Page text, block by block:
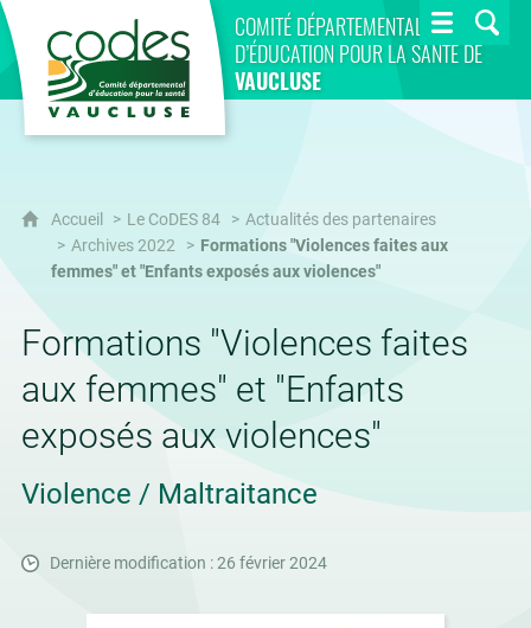
COMITÉ DÉPARTEMENTAL
D’ÉDUCATION POUR LA SANTÉ DE
VAUCLUSE
CoDES 84
Accueil Le CoDES 84
Actualités des partenaires
Archives 2022
Formations "Violences faites aux
femmes" et "Enfants exposés aux violences"
Formations "Violences faites
aux femmes" et "Enfants
exposés aux violences"
Violence / Maltraitance
Dernière modification : 26 février 2024